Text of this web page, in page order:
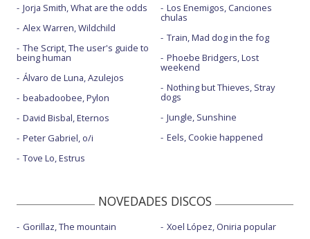
Jorja Smith, What are the odds
Alex Warren, Wildchild
The Script, The user's guide to
being human
Álvaro de Luna, Azulejos
beabadoobee, Pylon
David Bisbal, Eternos
Peter Gabriel, o/i
Tove Lo, Estrus
Los Enemigos, Canciones
chulas
Train, Mad dog in the fog
Phoebe Bridgers, Lost
weekend
Nothing but Thieves, Stray
dogs
Jungle, Sunshine
Eels, Cookie happened
NOVEDADES DISCOS
Gorillaz, The mountain
Xoel López, Oniria popular